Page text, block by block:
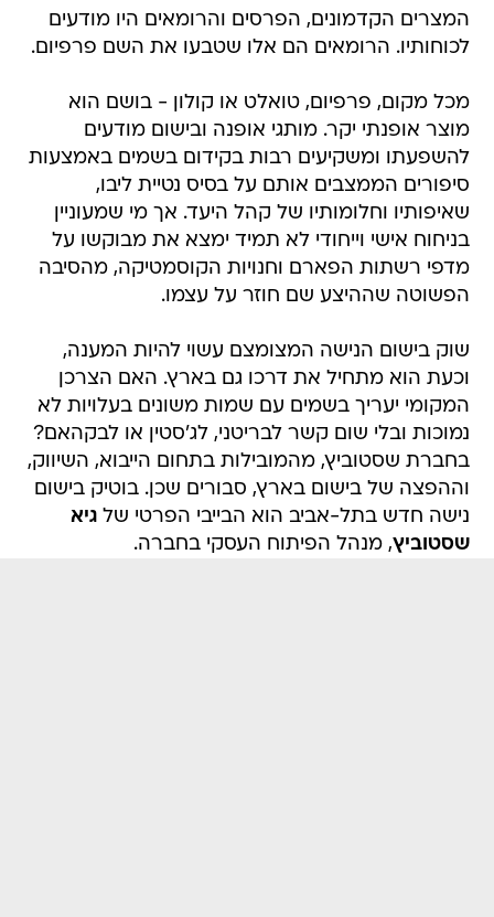
המצרים הקדמונים, הפרסים והרומאים היו מודעים
לכוחותיו. הרומאים הם אלו שטבעו את השם פרפיום.
מכל מקום, פרפיום, טואלט או קולון - בושם הוא
מוצר אופנתי יקר. מותגי אופנה ובישום מודעים
להשפעתו ומשקיעים רבות בקידום בשמים באמצעות
סיפורים הממצבים אותם על בסיס נטיית ליבו,
שאיפותיו וחלומותיו של קהל היעד. אך מי שמעוניין
בניחוח אישי וייחודי לא תמיד ימצא את מבוקשו על
מדפי רשתות הפארם וחנויות הקוסמטיקה, מהסיבה
הפשוטה שההיצע שם חוזר על עצמו.
שוק בישום הנישה המצומצם עשוי להיות המענה,
וכעת הוא מתחיל את דרכו גם בארץ. האם הצרכן
המקומי יעריך בשמים עם שמות משונים בעלויות לא
נמוכות ובלי שום קשר לבריטני, לג'סטין או לבקהאם?
בחברת שסטוביץ, מהמובילות בתחום הייבוא, השיווק,
וההפצה של בישום בארץ, סבורים שכן. בוטיק בישום
נישה חדש בתל-אביב הוא הבייבי הפרטי שלגיא
שסטוביץ, מנהל הפיתוח העסקי בחברה.